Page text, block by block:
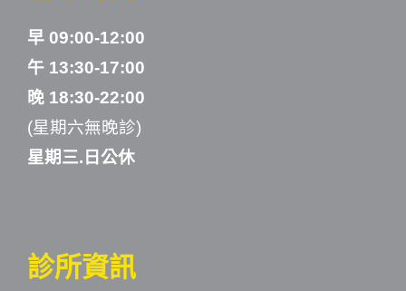
早 09:00-12:00
午 13:30-17:00
晚 18:30-22:00
(星期六無晚診)
星期三.日公休
診所資訊